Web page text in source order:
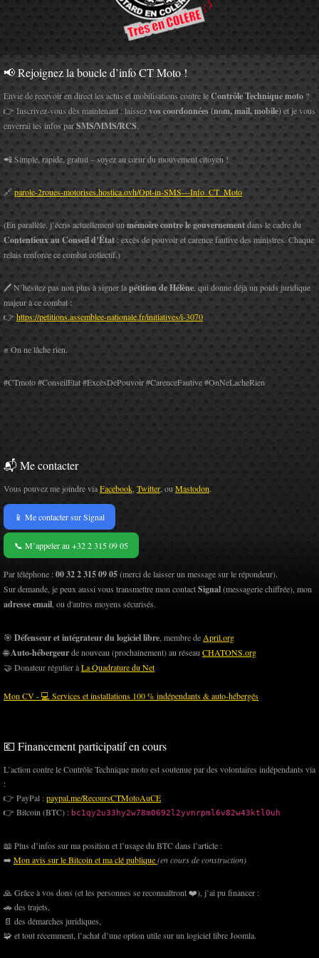
📢 Rejoignez la boucle d’info CT Moto !
Envie de recevoir en direct les actus et mobilisations contre leContrôle Technique moto?
👉 Inscrivez-vous dès maintenant : laissezvos coordonnées (nom, mail, mobile)et je vous
enverrai les infos parSMS/MMS/RCS.
📲 Simple, rapide, gratuit – soyez au cœur du mouvement citoyen !
🔗parole-2roues-motorises.hostica.ovh/Opt-in-SMS---Info_CT_Moto
(En parallèle, j’écris actuellement un mémoire contre le gouvernementdans le cadre du
Contentieux au Conseil d’État : excès de pouvoir et carence fautive des ministres. Chaque
relais renforce ce combat collectif.)
🖊️ N’hésitez pas non plus à signer lapétition de Hélène, qui donne déjà un poids juridique
majeur à ce combat :
👉 https://petitions.assemblee-nationale.fr/initiatives/i-3070
✊ On ne lâche rien.
#CTmoto #ConseilEtat #ExcèsDePouvoir #CarenceFautive #OnNeLacheRien
📬 Me contacter
Vous pouvez me joindre viaFacebook Twitter , ou Mastodon.
📱 Me contacter sur Signal
📞 M’appeler au +32 2 315 09 05
Par téléphone :00 32 2 315 09 05(merci de laisser un message sur le répondeur).
Sur demande, je peux aussi vous transmettre mon contactSignal(messagerie chiffrée), mon
adresse email , ou d'autres moyens sécurisés.
🎯 Défenseur et intégrateur du logiciel libre , membre de April.org
🌐Auto-hébergeurde nouveau (prochainement) au réseau CHATONS.org
🤝 Donateur régulier àLa Quadrature du Net
Mon CV - 💻 Services et installations 100 % indépendants & auto-hébergés
💶 Financement participatif en cours
L’action contre le Contrôle Technique moto est soutenue par des volontaires indépendants via
:
👉 PayPal :paypal.me/RecoursCTMotoAuCE
👉 Bitcoin (BTC) : bc1qy2u33hy2w78m0692l2yvnrpml6v82w43ktl0uh
📖 Plus d’infos sur ma position et l’usage du BTC dans l’article :
➡️ Mon avis sur le Bitcoin et ma clé publique(en cours de construction)
🙏 Grâce à vos dons (et les personnes se reconnaîtront ❤️), j’ai pu financer :
🚗 des trajets,
📄 des démarches juridiques,
🧩 et tout récemment, l’achat d’une option utile sur un logiciel libre Joomla.